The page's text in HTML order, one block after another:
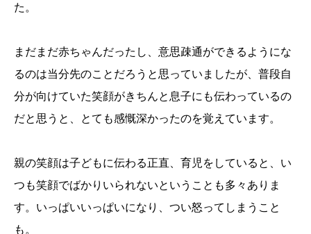
た。
まだまだ赤ちゃんだったし、意思疎通ができるようにな
るのは当分先のことだろうと思っていましたが、普段自
分が向けていた笑顔がきちんと息子にも伝わっているの
だと思うと、とても感慨深かったのを覚えています。
親の笑顔は子どもに伝わる正直、育児をしていると、い
つも笑顔でばかりいられないということも多々ありま
す。いっぱいいっぱいになり、つい怒ってしまうこと
も。